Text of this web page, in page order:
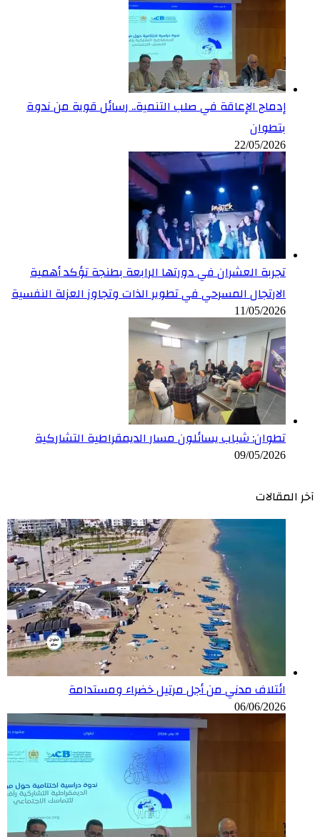
إدماج الإعاقة في صلب التنمية.. رسائل قوية من ندوة
بتطوان
22/05/2026
تجربة العشران في دورتها الرابعة بطنجة تؤكد أهمية
الارتجال المسرحي في تطوير الذات وتجاوز العزلة النفسية
11/05/2026
تطوان: شباب يسائلون مسار الديمقراطية التشاركية
09/05/2026
آخر المقالات
ائتلاف مدني من أجل مرتيل خضراء ومستدامة
06/06/2026